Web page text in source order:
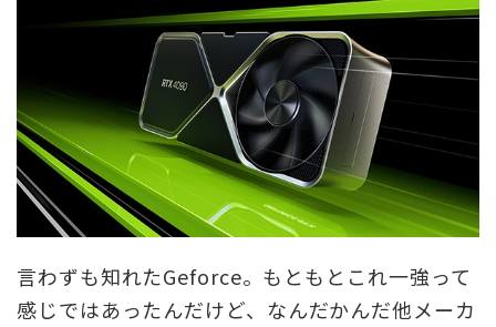
言わずも知れたGeforce。もともとこれ一強って
感じではあったんだけど、なんだかんだ他メーカ